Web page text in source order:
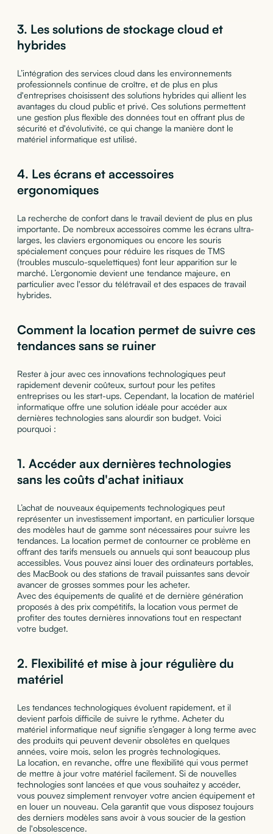
3. Les solutions de stockage cloud et
hybrides
L’intégration des services cloud dans les environnements
professionnels continue de croître, et de plus en plus
d'entreprises choisissent des solutions hybrides qui allient les
avantages du cloud public et privé. Ces solutions permettent
une gestion plus flexible des données tout en offrant plus de
sécurité et d'évolutivité, ce qui change la manière dont le
matériel informatique est utilisé.
4. Les écrans et accessoires
ergonomiques
La recherche de confort dans le travail devient de plus en plus
importante. De nombreux accessoires comme les écrans ultra-
larges, les claviers ergonomiques ou encore les souris
spécialement conçues pour réduire les risques de TMS
(troubles musculo-squelettiques) font leur apparition sur le
marché. L’ergonomie devient une tendance majeure, en
particulier avec l'essor du télétravail et des espaces de travail
hybrides.
Comment la location permet de suivre ces
tendances sans se ruiner
Rester à jour avec ces innovations technologiques peut
rapidement devenir coûteux, surtout pour les petites
entreprises ou les start-ups. Cependant, la location de matériel
informatique offre une solution idéale pour accéder aux
dernières technologies sans alourdir son budget. Voici
pourquoi :
1. Accéder aux dernières technologies
sans les coûts d'achat initiaux
L’achat de nouveaux équipements technologiques peut
représenter un investissement important, en particulier lorsque
des modèles haut de gamme sont nécessaires pour suivre les
tendances. La location permet de contourner ce problème en
offrant des tarifs mensuels ou annuels qui sont beaucoup plus
accessibles. Vous pouvez ainsi louer des ordinateurs portables,
des MacBook ou des stations de travail puissantes sans devoir
avancer de grosses sommes pour les acheter.
Avec des équipements de qualité et de dernière génération
proposés à des prix compétitifs, la location vous permet de
profiter des toutes dernières innovations tout en respectant
votre budget.
2. Flexibilité et mise à jour régulière du
matériel
Les tendances technologiques évoluent rapidement, et il
devient parfois difficile de suivre le rythme. Acheter du
matériel informatique neuf signifie s’engager à long terme avec
des produits qui peuvent devenir obsolètes en quelques
années, voire mois, selon les progrès technologiques.
La location, en revanche, offre une flexibilité qui vous permet
de mettre à jour votre matériel facilement. Si de nouvelles
technologies sont lancées et que vous souhaitez y accéder,
vous pouvez simplement renvoyer votre ancien équipement et
en louer un nouveau. Cela garantit que vous disposez toujours
des derniers modèles sans avoir à vous soucier de la gestion
de l'obsolescence.